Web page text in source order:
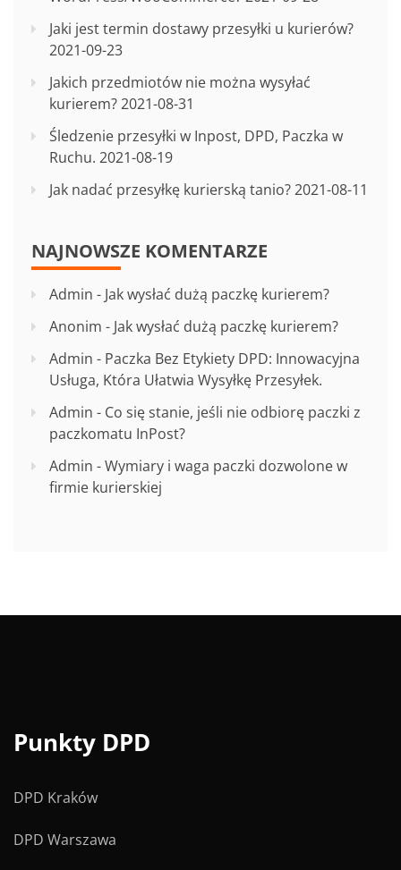
Jaki jest termin dostawy przesyłki u kurierów?
2021-09-23
Jakich przedmiotów nie można wysyłać
kurierem?2021-08-31
Śledzenie przesyłki w Inpost, DPD, Paczka w
Ruchu. 2021-08-19
Jak nadać przesyłkę kurierską tanio?2021-08-11
NAJNOWSZE KOMENTARZE
Admin - Jak wysłać dużą paczkę kurierem?
Anonim - Jak wysłać dużą paczkę kurierem?
Admin - Paczka Bez Etykiety DPD: Innowacyjna
Usługa, Która Ułatwia Wysyłkę Przesyłek.
Admin - Co się stanie, jeśli nie odbiorę paczki z
paczkomatu InPost?
Admin -Wymiary i waga paczki dozwolone w
firmie kurierskiej
Punkty DPD
DPD Kraków
DPD Warszawa